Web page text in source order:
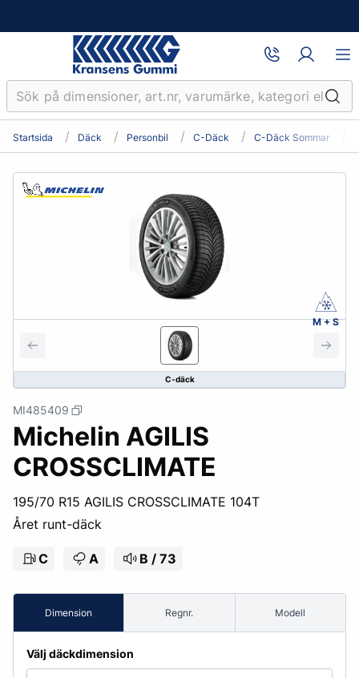
Startsida Däck Personbil C-Däck C-Däck Sommar
C-däck
M + S
MI485409
Michelin AGILIS
CROSSCLIMATE
195/70 R15 AGILIS CROSSCLIMATE 104T
Året runt-däck
C A B / 73
Dimension Regnr. Modell
Välj däckdimension